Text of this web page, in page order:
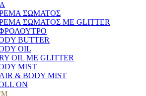
ΣΩΜΑΤΟΣ
ΣΩΜΑΤΟΣ ΜΕ GLITTER
BUTTER
OIL
OIL ΜΕ GLITTER
MIST
& BODY MIST
ON